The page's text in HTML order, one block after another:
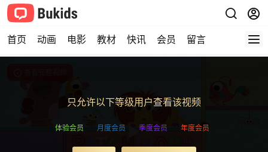
首页 动画 电影 教材 快讯 会员 留言
只允许以下等级用户查看该视频
体验会员 月度会员 季度会员 年度会员